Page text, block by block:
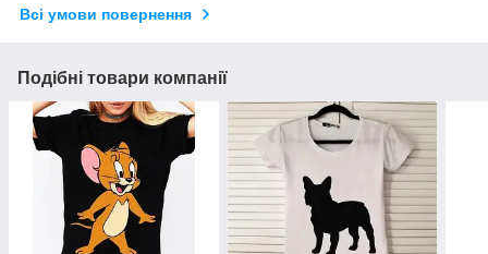
Всі умови повернення
Подібні товари компанії